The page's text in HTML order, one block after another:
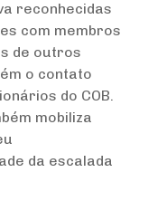
reconhecidas
com membros
de outros
o contato
do COB.
mobiliza
da escalada